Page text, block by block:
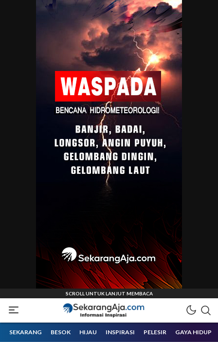
Sekarangaja
Informasi Inspirasi Malang Raya
SEKARANG BESOK HIJAU INSPIRASI PELESIR GAYA HIDUP